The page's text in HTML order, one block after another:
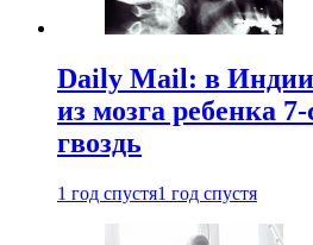
Daily Mail: в Индии
из мозга ребенка
гвоздь
1 год спустя1 год спустя